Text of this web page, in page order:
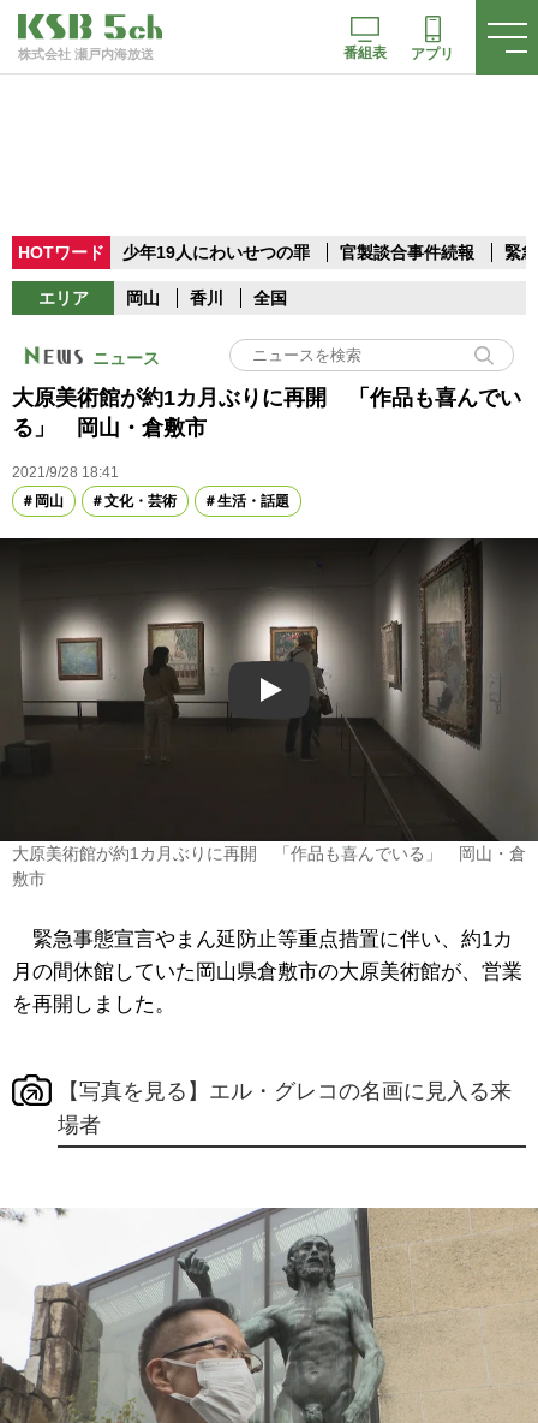
株式会社 瀬戸内海放送 番組表 アプリ
HOTワード 少年19人にわいせつの罪 官製談合事件続報 緊
エリア 岡山 香川 全国
ニュース
大原美術館が約1カ月ぶりに再開 「作品も喜んでい
る」 岡山・倉敷市
2021/9/28 18:41
岡山
文化・芸術 生活・話題
Play
大原美術館が約1カ月ぶりに再開 「作品も喜んでいる」 岡山・倉
敷市
緊急事態宣言やまん延防止等重点措置に伴い、約1カ
月の間休館していた岡山県倉敷市の大原美術館が、営業
を再開しました。
【写真を見る】エル・グレコの名画に見入る来
場者